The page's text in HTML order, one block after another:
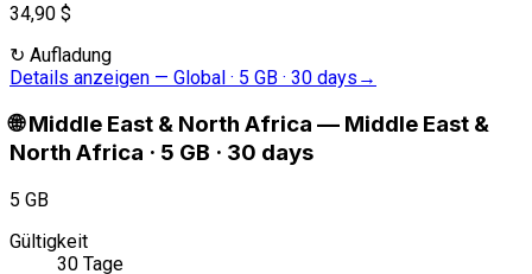
34,90 $
↻ Aufladung
Details anzeigen — Global · 5 GB · 30 days →
🌐 Middle East & North Africa — Middle East &
North Africa · 5 GB · 30 days
5 GB
Gültigkeit
30 Tage